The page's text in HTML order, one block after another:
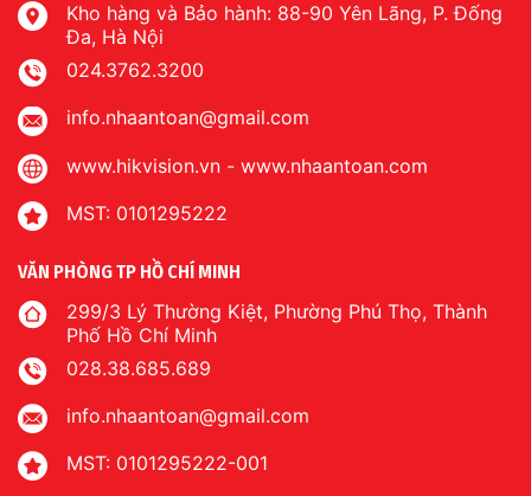
Kho hàng và Bảo hành: 88-90 Yên Lãng, P. Đống
Đa, Hà Nội
024.3762.3200
info.nhaantoan@gmail.com
www.hikvision.vn - www.nhaantoan.com
MST: 0101295222
VĂN PHÒNG TP HỒ CHÍ MINH
299/3 Lý Thường Kiệt, Phường Phú Thọ, Thành
Phố Hồ Chí Minh
028.38.685.689
info.nhaantoan@gmail.com
MST: 0101295222-001